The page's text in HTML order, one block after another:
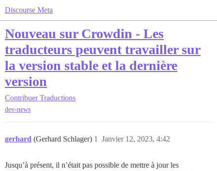
Discourse Meta
Nouveau sur Crowdin - Les
traducteurs peuvent travailler sur
la version stable et la dernière
version
Contribuer Traductions
dev-news
gerhard (Gerhard Schlager) Janvier 12, 2023, 4:42
1
Jusqu’à présent, il n’était pas possible de mettre à jour les